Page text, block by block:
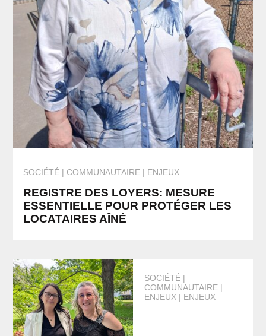
SOCIÉTÉ COMMUNAUTAIRE | ENJEUX
REGISTRE DES LOYERS: MESURE
ESSENTIELLE POUR PROTÉGER LES
LOCATAIRES AÎNÉ
SOCIÉTÉ
COMMUNAUTAIRE |
ENJEUX | ENJEUX